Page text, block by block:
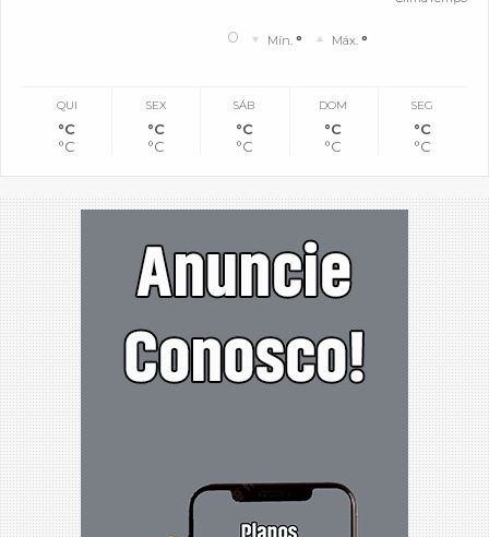
° Mín.° Máx.°
QUI
°C
°C
SEX
°C
°C
SÁB
°C
°C
DOM
°C
°C
SEG
°C
°C